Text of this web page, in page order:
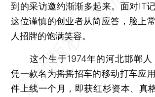
到的采访邀约渐渐多起来。面对IT
这位谨慎的创业者从简应答，脸上
人招牌的饱满笑容。
这个生于1974年的河北邯郸人
凭一款名为摇摇招车的移动打车应
件上线一个月，即获红杉资本、真